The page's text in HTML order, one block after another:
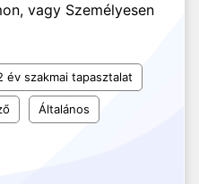
vagy Személyesen
év szakmai tapasztalat
Általános